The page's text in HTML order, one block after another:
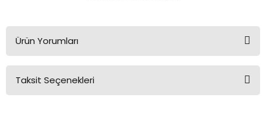
Ürün Yorumları
Taksit Seçenekleri